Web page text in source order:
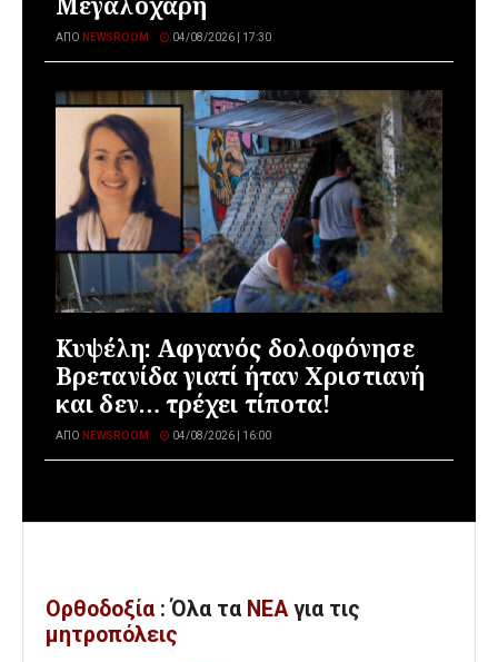
ΑΠΌ NEWSROOM 04/08/2026 | 17:30
Κυψέλη: Αφγανός δολοφόνησε
Βρετανίδα γιατί ήταν Χριστιανή
και δεν… τρέχει τίποτα!
ΑΠΌ NEWSROOM 04/08/2026 | 16:00
Ορθοδοξία : Όλα τα ΝΕΑ για τις
μητροπόλεις